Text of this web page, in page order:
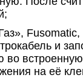
и
на её